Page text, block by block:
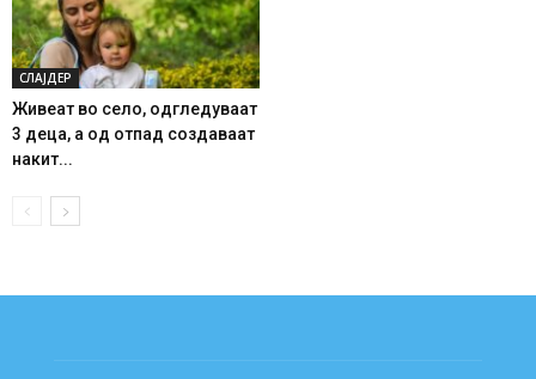
СЛАЈДЕР
Живеат во село, одгледуваат
3 деца, а од отпад создаваат
накит...